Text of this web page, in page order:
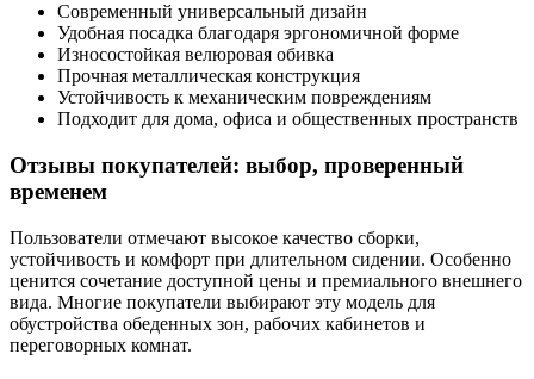
Современный универсальный дизайн
Удобная посадка благодаря эргономичной форме
Износостойкая велюровая обивка
Прочная металлическая конструкция
Устойчивость к механическим повреждениям
Подходит для дома, офиса и общественных пространств
Отзывы покупателей: выбор, проверенный
временем
Пользователи отмечают высокое качество сборки,
устойчивость и комфорт при длительном сидении. Особенно
ценится сочетание доступной цены и премиального внешнего
вида. Многие покупатели выбирают эту модель для
обустройства обеденных зон, рабочих кабинетов и
переговорных комнат.